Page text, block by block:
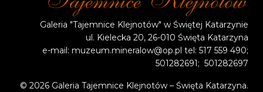
Galeria "Tajemnice Klejnotów" w Świętej Katarzynie
ul. Kielecka 20, 26-010 Święta Katarzyna
e-mail: muzeum.mineralow@op.pl tel: 517 559 490;
501282691; 501282697
© 2026 Galeria Tajemnice Klejnotów – Święta Katarzyna.